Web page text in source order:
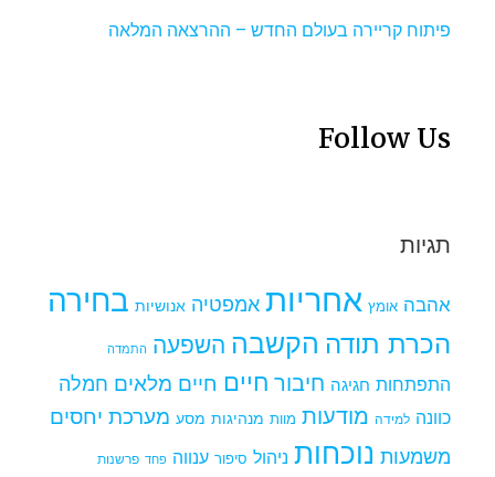
פיתוח קריירה בעולם החדש – ההרצאה המלאה
Follow Us
תגיות
אהבה אומץ אחריות אמפטיה אנושיות בחירה
הכרת תודה הקשבה השפעה התמדה
התפתחות חגיגה חיבור חיים חיים מלאים חמלה
כוונה למידה מודעות מוות מנהיגות מסע מערכת יחסים
משמעות נוכחות ניהול סיפור ענווה פחד פרשנות